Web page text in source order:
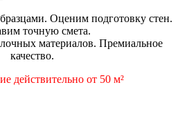
Оценим подготовку стен.
точную смета.
материалов. Премиальное
качество.
действительно от 50 м²